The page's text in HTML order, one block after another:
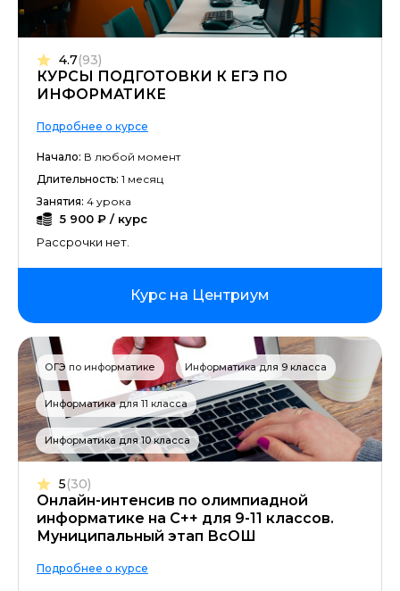
КУРСЫ ПОДГОТОВКИ К ЕГЭ ПО
ИНФОРМАТИКЕ
4.7(93)
Подробнее о курсе
Начало: В любой момент
Длительность: 1 месяц
Занятия: 4 урока
5 900 ₽ / курс
Рассрочки нет.
Курс на Центриум
ОГЭ по информатике Информатика для 9 класса
Информатика для 11 класса
Информатика для 10 класса
Онлайн-интенсив по олимпиадной
информатике на С++ для 9-11 классов.
Муниципальный этап ВсОШ
5(30)
Подробнее о курсе